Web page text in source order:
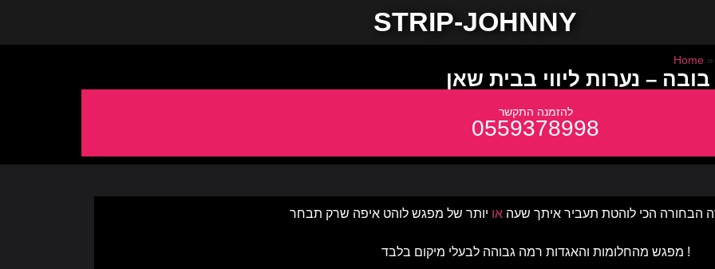
STRIP-JOHNNY
Home »
– נערות ליווי בבית שאן
0559378998
הבחורה הכי לוהטת תעביר איתך שעהאו
מפגש מהחלומות והאגדות רמה גבוהה לבעלי מיקום בלבד !